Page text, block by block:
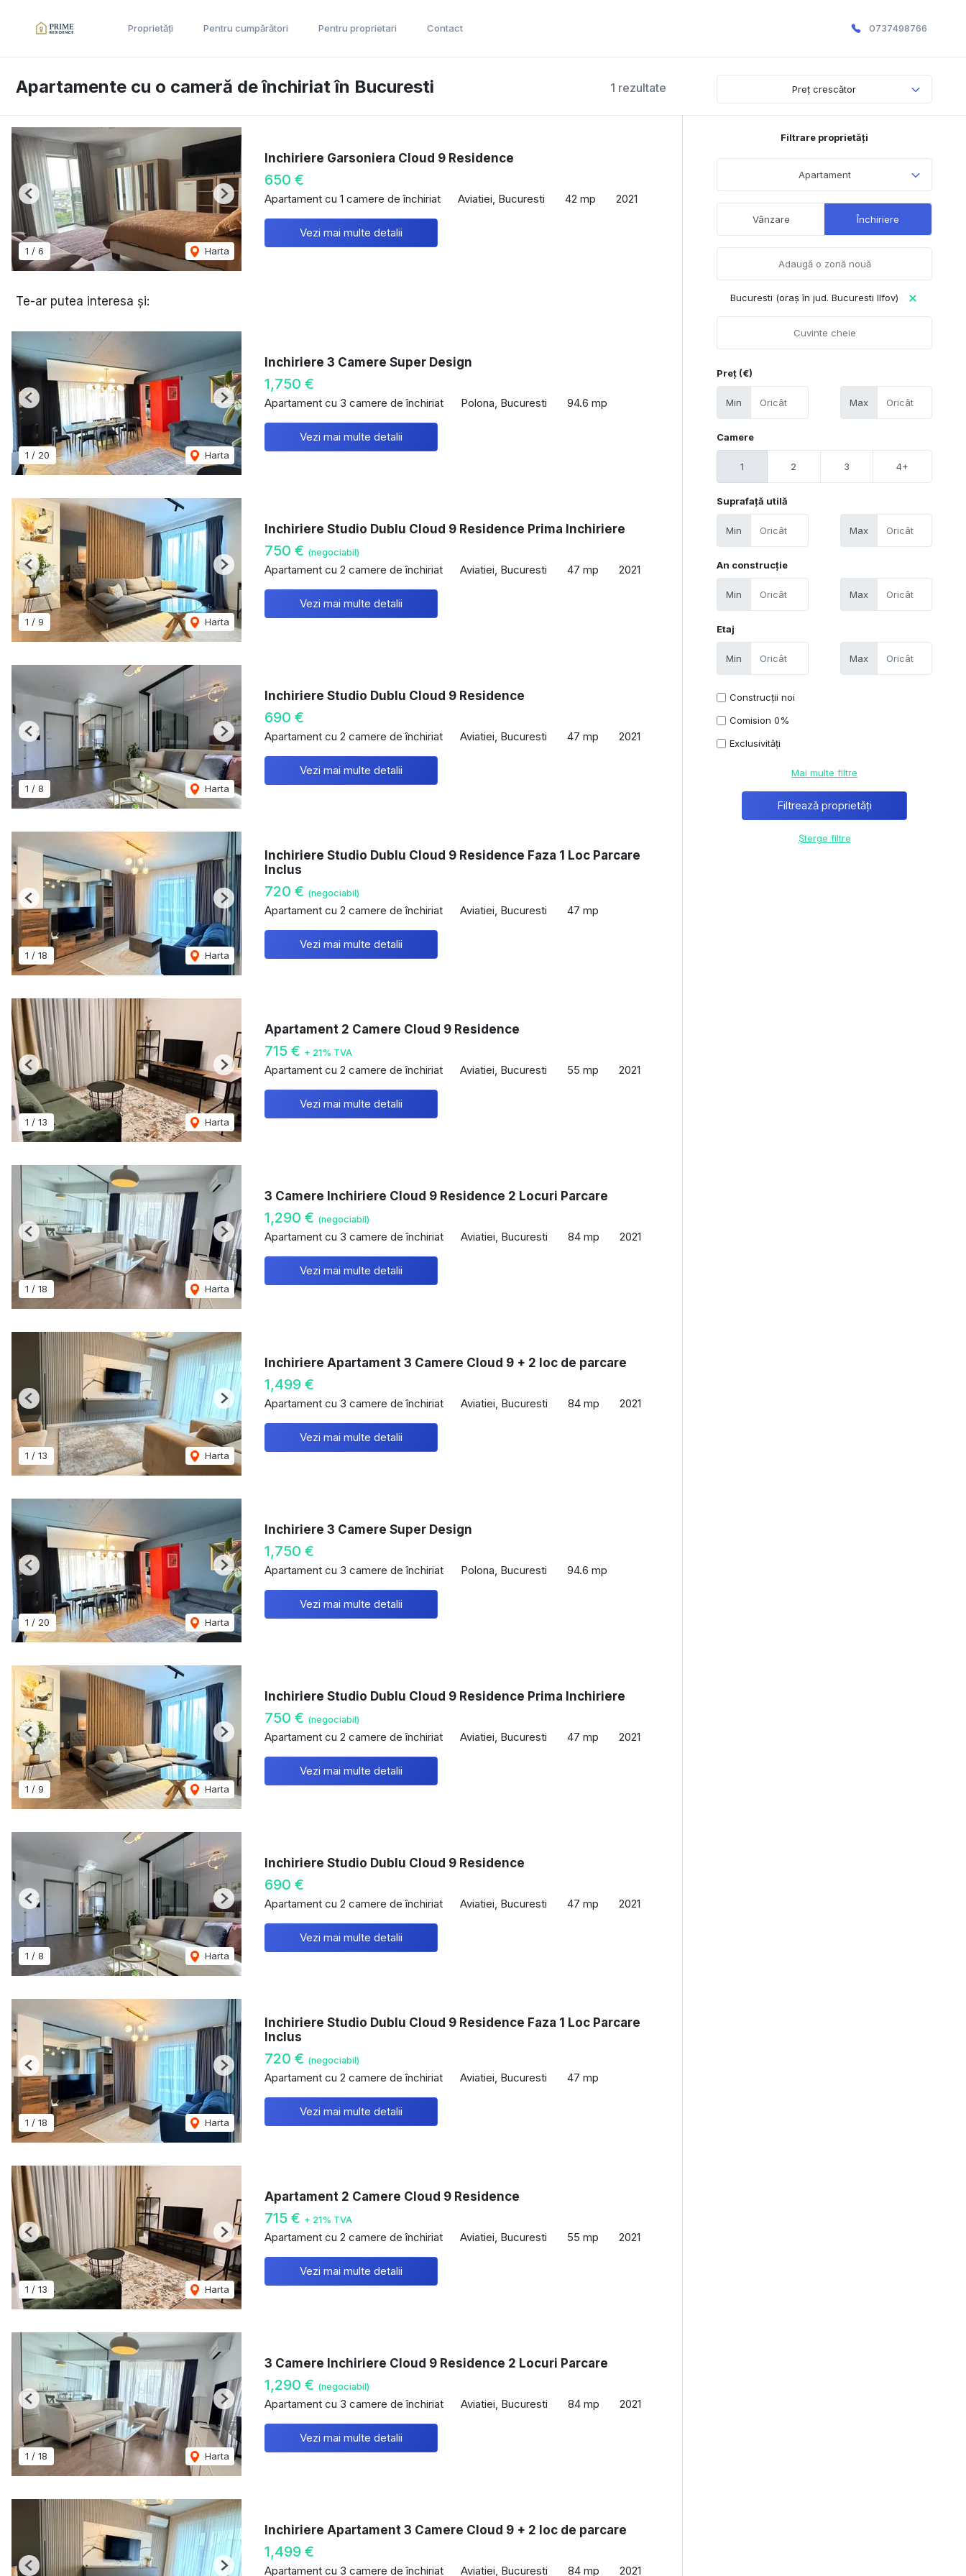
Proprietăți Pentru cumpărători Pentru proprietari Contact 0737498766
1 rezultate
Apartamente cu o cameră de închiriat în Bucuresti Preț crescător
1 / 6 Harta
Previous Next
Inchiriere Garsoniera Cloud 9 Residence
650 €
Apartament cu 1 camere de închiriat Aviatiei, Bucuresti 42 mp 2021
Vezi mai multe detalii
Te-ar putea interesa și:
1 / 20 Harta
Previous Next
Inchiriere 3 Camere Super Design
1,750 €
Apartament cu 3 camere de închiriat Polona, Bucuresti 94.6 mp
Vezi mai multe detalii
1 / 9 Harta
Previous Next
Inchiriere Studio Dublu Cloud 9 Residence Prima Inchiriere
750 € (negociabil)
Apartament cu 2 camere de închiriat Aviatiei, Bucuresti 47 mp 2021
Vezi mai multe detalii
1 / 8 Harta
Previous Next
Inchiriere Studio Dublu Cloud 9 Residence
690 €
Apartament cu 2 camere de închiriat Aviatiei, Bucuresti 47 mp 2021
Vezi mai multe detalii
1 / 18 Harta
Previous Next
Inchiriere Studio Dublu Cloud 9 Residence Faza 1 Loc Parcare
Inclus
720 € (negociabil)
Apartament cu 2 camere de închiriat Aviatiei, Bucuresti 47 mp
Vezi mai multe detalii
1 / 13 Harta
Previous Next
Apartament 2 Camere Cloud 9 Residence
715 € + 21% TVA
Apartament cu 2 camere de închiriat Aviatiei, Bucuresti 55 mp 2021
Vezi mai multe detalii
1 / 18 Harta
Previous Next
3 Camere Inchiriere Cloud 9 Residence 2 Locuri Parcare
1,290 € (negociabil)
Apartament cu 3 camere de închiriat Aviatiei, Bucuresti 84 mp 2021
Vezi mai multe detalii
1 / 13 Harta
Previous Next
Inchiriere Apartament 3 Camere Cloud 9 + 2 loc de parcare
1,499 €
Apartament cu 3 camere de închiriat Aviatiei, Bucuresti 84 mp 2021
Vezi mai multe detalii
1 / 20 Harta
Previous Next
Inchiriere 3 Camere Super Design
1,750 €
Apartament cu 3 camere de închiriat Polona, Bucuresti 94.6 mp
Vezi mai multe detalii
1 / 9 Harta
Previous Next
Inchiriere Studio Dublu Cloud 9 Residence Prima Inchiriere
750 € (negociabil)
Apartament cu 2 camere de închiriat Aviatiei, Bucuresti 47 mp 2021
Vezi mai multe detalii
1 / 8 Harta
Previous Next
Inchiriere Studio Dublu Cloud 9 Residence
690 €
Apartament cu 2 camere de închiriat Aviatiei, Bucuresti 47 mp 2021
Vezi mai multe detalii
1 / 18 Harta
Previous Next
Inchiriere Studio Dublu Cloud 9 Residence Faza 1 Loc Parcare
Inclus
720 € (negociabil)
Apartament cu 2 camere de închiriat Aviatiei, Bucuresti 47 mp
Vezi mai multe detalii
1 / 13 Harta
Previous Next
Apartament 2 Camere Cloud 9 Residence
715 € + 21% TVA
Apartament cu 2 camere de închiriat Aviatiei, Bucuresti 55 mp 2021
Vezi mai multe detalii
1 / 18 Harta
Previous Next
3 Camere Inchiriere Cloud 9 Residence 2 Locuri Parcare
1,290 € (negociabil)
Apartament cu 3 camere de închiriat Aviatiei, Bucuresti 84 mp 2021
Vezi mai multe detalii
Previous Next
Inchiriere Apartament 3 Camere Cloud 9 + 2 loc de parcare
1,499 €
Apartament cu 3 camere de închiriat Aviatiei, Bucuresti 84 mp 2021
Filtrare proprietăți
Apartament
Vânzare Închiriere
Bucuresti (oraș în jud. Bucuresti Ilfov)
Preț (€)
Min Max
Camere
1 2 3 4+
Suprafață utilă
Min Max
An construcție
Min Max
Etaj
Min Max
Construcții noi
Comision 0%
Exclusivități
Mai multe filtre
Șterge filtre